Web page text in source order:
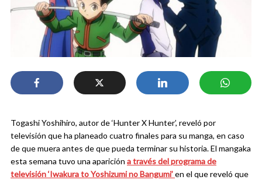
Togashi Yoshihiro, autor de ‘Hunter X Hunter’, reveló por
televisión que ha planeado cuatro finales para su manga, en caso
de que muera antes de que pueda terminar su historia. El mangaka
esta semana tuvo una aparición a través del programa de
televisión ‘Iwakura to Yoshizumi no Bangumi’en el que reveló que